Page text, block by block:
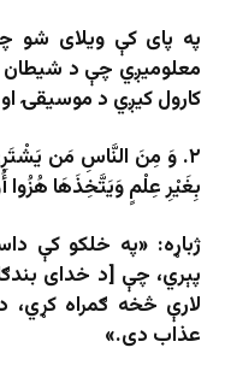
په پای کې ویلای
معلومیږي چې د شیطان
کارول کیږي د موسیقۍ
۲. وَ مِنَ النَّاسِ مَن
بِغَيْرِ عِلْمٍ وَيَتَّخِذَهَا هُزُوا
ژباړه: «په خلکو کې
پېري، چې [د خدای
لارې څخه ګمراه
عذاب دی.»